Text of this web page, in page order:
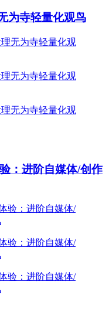
为寺轻量化观鸟
：进阶自媒体/创作